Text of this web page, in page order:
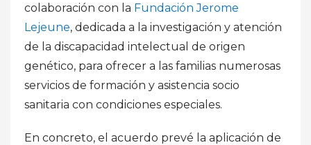
colaboración con la Fundación Jerome
Lejeune, dedicada a la investigación y atención
de la discapacidad intelectual de origen
genético, para ofrecer a las familias numerosas
servicios de formación y asistencia socio
sanitaria con condiciones especiales.
En concreto, el acuerdo prevé la aplicación de